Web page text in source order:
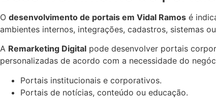
O desenvolvimento de portais em Vidal Ramos é
ambientes internos, integrações, cadastros, sistemas
A Remarketing Digital pode desenvolver portais
personalizadas de acordo com a necessidade do
Portais institucionais e corporativos.
Portais de notícias, conteúdo ou educação.